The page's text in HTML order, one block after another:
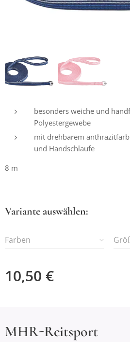
besonders weiche und
Polyestergewebe
mit drehbarem
und Handschlaufe
8 m
Variante auswählen:
Farben
10,50 €
MHR-Reitsport